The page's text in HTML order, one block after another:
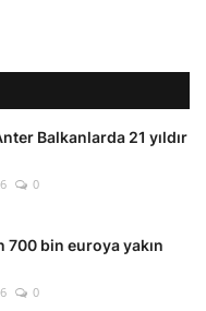
Balkanlarda 21 yıldır
0
bin euroya yakın
0